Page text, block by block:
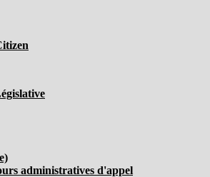
administratives d'appel